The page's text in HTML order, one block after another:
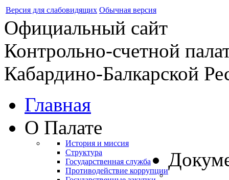
Версия для слабовидящих Обычная версия
Официальный сайт
Контрольно-счетной
Кабардино-Балкарской
Главная
О Палате
История и миссия
Структура
Государственная служба
Противодействие коррупции